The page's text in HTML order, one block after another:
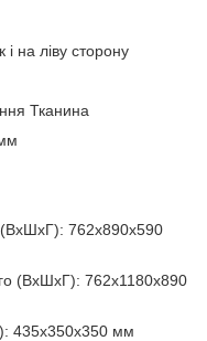
і на ліву сторону
Тканина
(ВхШхГ): 762х890х590
(ВхШхГ): 762х1180х890
435х350х350 мм